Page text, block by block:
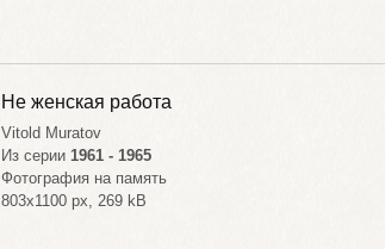
Не женская работа
Vitold Muratov
Из серии 1961 - 1965
Фотография на память
803x1100 px, 269 kB